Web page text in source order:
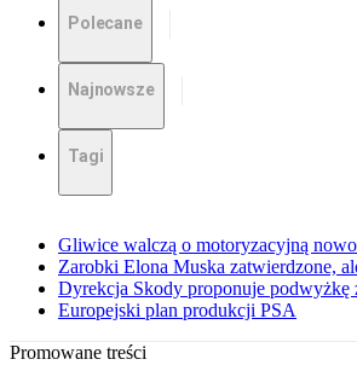
Polecane
Najnowsze
Tagi
Gliwice walczą o motoryzacyjną
Zarobki Elona Muska zatwierdzone,
Dyrekcja Skody proponuje podwyżkę
Europejski plan produkcji PSA
Promowane treści